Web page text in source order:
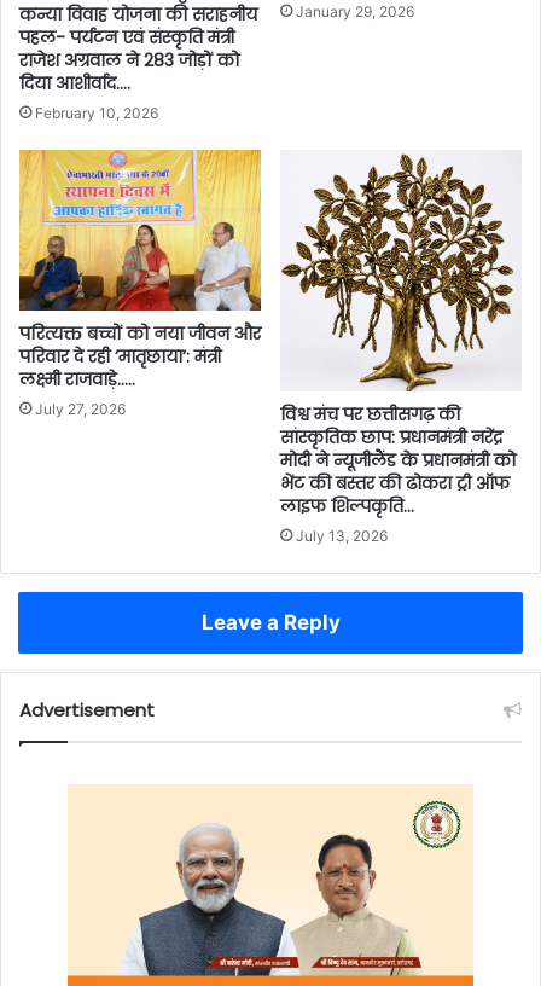
कन्या विवाह योजना की सराहनीय
पहल- पर्यटन एवं संस्कृति मंत्री
राजेश अग्रवाल ने 283 जोड़ों को
दिया आशीर्वाद….
February 10, 2026
January 29, 2026
परित्यक्त बच्चों को नया जीवन और
परिवार दे रही ‘मातृछाया‘: मंत्री
लक्ष्मी राजवाड़े…..
July 27, 2026
विश्व मंच पर छत्तीसगढ़ की
सांस्कृतिक छाप: प्रधानमंत्री नरेंद्र
मोदी ने न्यूजीलैंड के प्रधानमंत्री को
भेंट की बस्तर की ढोकरा ट्री ऑफ
लाइफ शिल्पकृति…
July 13, 2026
Leave a Reply
Advertisement